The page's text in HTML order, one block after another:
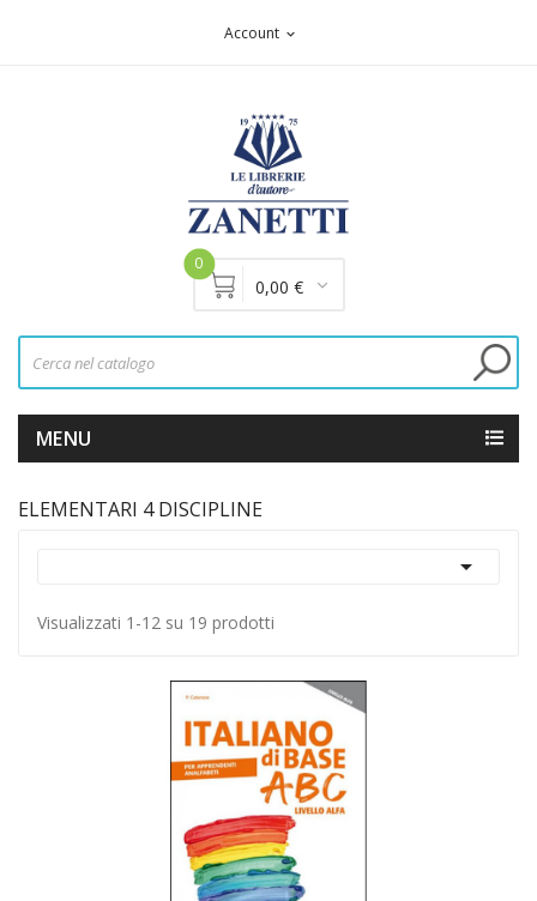
Account expand_more
0
0,00 €
MENU
ELEMENTARI 4 DISCIPLINE

Visualizzati 1-12 su 19 prodotti